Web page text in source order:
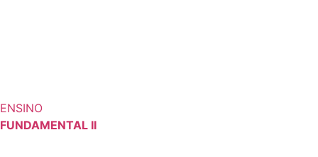
ENSINO
FUNDAMENTAL II